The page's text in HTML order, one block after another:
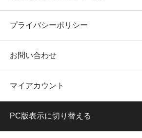
プライバシーポリシー
お問い合わせ
マイアカウント
PC版表示に切り替える